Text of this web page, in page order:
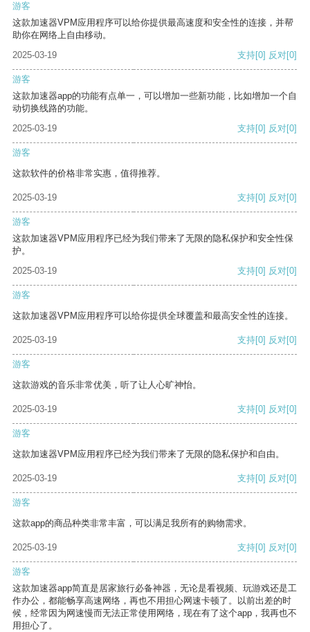
游客
这款加速器VPM应用程序可以给你提供最高速度和安全性的连接，并帮
助你在网络上自由移动。
2025-03-19
支持[0] 反对[0]
游客
这款加速器app的功能有点单一，可以增加一些新功能，比如增加一个自
动切换线路的功能。
2025-03-19
支持[0] 反对[0]
游客
这款软件的价格非常实惠，值得推荐。
2025-03-19 支持[0] 反对[0]
游客
这款加速器VPM应用程序已经为我们带来了无限的隐私保护和安全性保
护。
2025-03-19
支持[0] 反对[0]
游客
这款加速器VPM应用程序可以给你提供全球覆盖和最高安全性的连接。
2025-03-19 支持[0] 反对[0]
游客
这款游戏的音乐非常优美，听了让人心旷神怡。
2025-03-19 支持[0] 反对[0]
游客
这款加速器VPM应用程序已经为我们带来了无限的隐私保护和自由。
2025-03-19 支持[0] 反对[0]
游客
这款app的商品种类非常丰富，可以满足我所有的购物需求。
2025-03-19 支持[0] 反对[0]
游客
这款加速器app简直是居家旅行必备神器，无论是看视频、玩游戏还是工
作办公，都能畅享高速网络，再也不用担心网速卡顿了。以前出差的时
候，经常因为网速慢而无法正常使用网络，现在有了这个app，我再也不
用担心了。